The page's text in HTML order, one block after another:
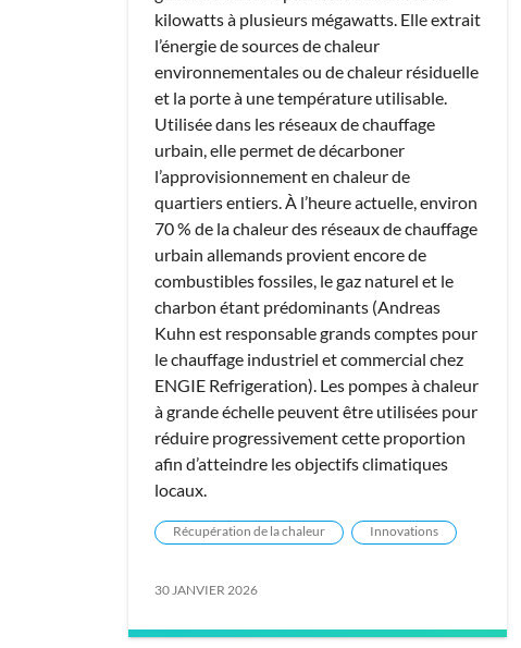
kilowatts à plusieurs mégawatts. Elle extrait
l’énergie de sources de chaleur
environnementales ou de chaleur résiduelle
et la porte à une température utilisable.
Utilisée dans les réseaux de chauffage
urbain, elle permet de décarboner
l’approvisionnement en chaleur de
quartiers entiers. À l’heure actuelle, environ
70 % de la chaleur des réseaux de chauffage
urbain allemands provient encore de
combustibles fossiles, le gaz naturel et le
charbon étant prédominants (Andreas
Kuhn est responsable grands comptes pour
le chauffage industriel et commercial chez
ENGIE Refrigeration). Les pompes à chaleur
à grande échelle peuvent être utilisées pour
réduire progressivement cette proportion
afin d’atteindre les objectifs climatiques
locaux.
Récupération de la chaleur Innovations
30 JANVIER 2026